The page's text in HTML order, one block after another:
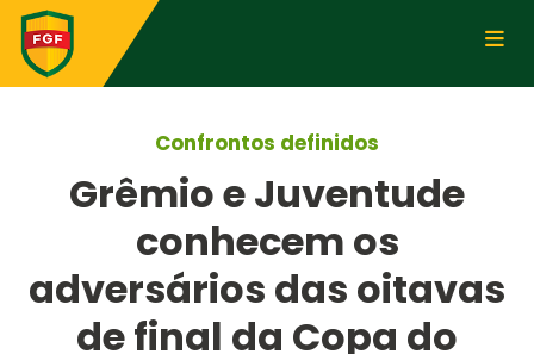
Confrontos definidos
Grêmio e Juventude
conhecem os
adversários das oitavas
de final da Copa do